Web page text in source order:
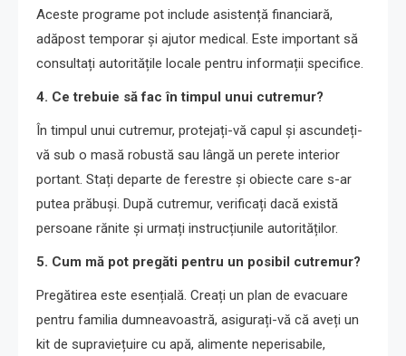
Aceste programe pot include asistență financiară,
adăpost temporar și ajutor medical. Este important să
consultați autoritățile locale pentru informații specifice.
4. Ce trebuie să fac în timpul unui cutremur?
În timpul unui cutremur, protejați-vă capul și ascundeți-
vă sub o masă robustă sau lângă un perete interior
portant. Stați departe de ferestre și obiecte care s-ar
putea prăbuși. După cutremur, verificați dacă există
persoane rănite și urmați instrucțiunile autorităților.
5. Cum mă pot pregăti pentru un posibil cutremur?
Pregătirea este esențială. Creați un plan de evacuare
pentru familia dumneavoastră, asigurați-vă că aveți un
kit de supraviețuire cu apă, alimente neperisabile,